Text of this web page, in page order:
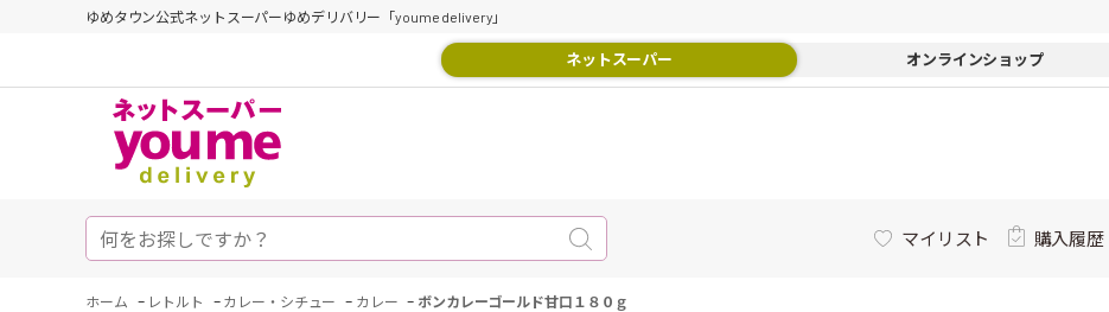
ゆめタウン公式ネットスーパーゆめデリバリー「youme delivery」
ネットスーパー オンラインショップ
マイリスト 購入履歴
ホーム - レトルト - カレー・シチュー - カレー - ボンカレーゴールド甘口１８０ｇ